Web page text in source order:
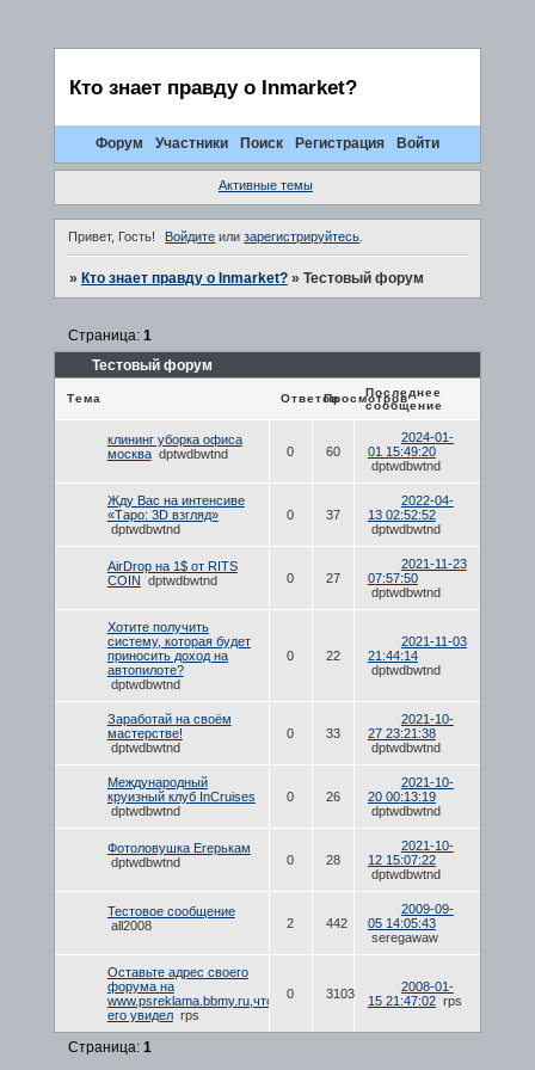
Кто знает правду о Inmarket?
Форум Участники Поиск Регистрация Войти
Активные темы
Привет, Гость! Войдите илизарегистрируйтесь.
» Кто знает правду о Inmarket? » Тестовый форум
Тестовый форум
Страница: 1
Тема ОтветовПросмотров
Последнее
сообщение
клининг уборка офиса
москва dptwdbwtnd 0 60
2024-01-
01 15:49:20
dptwdbwtnd
Жду Вас на интенсиве
«Таро: 3D взгляд»
dptwdbwtnd
0 37
2022-04-
13 02:52:52
dptwdbwtnd
AirDrop на 1$ от RITS
COIN dptwdbwtnd 0 27
2021-11-23
07:57:50
dptwdbwtnd
Хотите получить
систему, которая будет
приносить доход на
автопилоте?
dptwdbwtnd
0 22
2021-11-03
21:44:14
dptwdbwtnd
Заработай на своём
мастерстве!
dptwdbwtnd
0 33
2021-10-
27 23:21:38
dptwdbwtnd
Международный
круизный клуб InCruises
dptwdbwtnd
0 26
2021-10-
20 00:13:19
dptwdbwtnd
Фотоловушка Егерькам
dptwdbwtnd
0 28
2021-10-
12 15:07:22
dptwdbwtnd
Тестовое сообщение
all2008
2 442
2009-09-
05 14:05:43
seregawaw
Оставьте адрес своего
форума на
www.psreklama.bbmy.ru,чтобы
его увидел rps
0 3103
2008-01-
15 21:47:02 rps
Страница: 1